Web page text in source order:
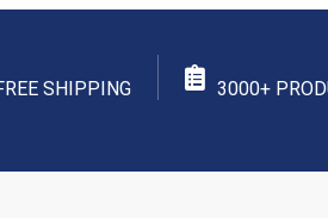
SHIPPING 3000+